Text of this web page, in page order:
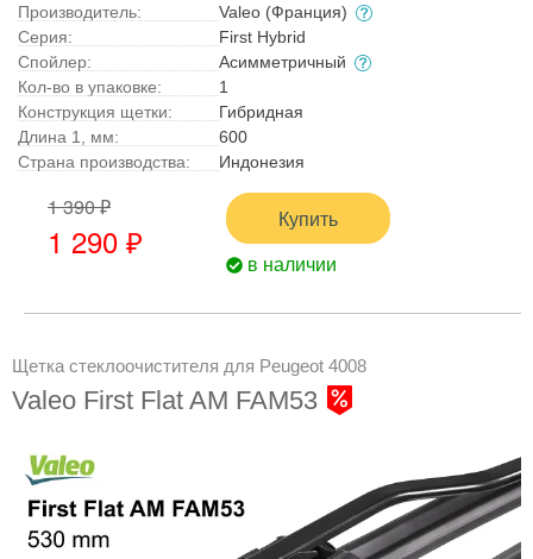
Производитель:
Valeo (Франция)
Серия:
First Hybrid
Спойлер:
Асимметричный
Кол-во в упаковке:
1
Конструкция щетки:
Гибридная
Длина 1, мм:
600
Страна производства:
Индонезия
1 390 ₽
1 290 ₽
Купить
в наличии
Щетка стеклоочистителя для Peugeot 4008
Valeo First Flat AM FAM53